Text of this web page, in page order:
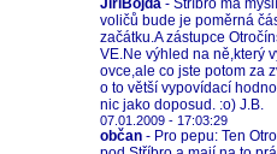
JiriBojda - Stříbro má
voličů bude je poměrná
začátku.A zástupce
VE.Ne výhled na ně,který
ovce,ale co jste potom za
o to větší vypovídací
nic jako doposud. :o) J.B.
07.01.2009 - 17:03:29
občan - Pro pepu: Ten